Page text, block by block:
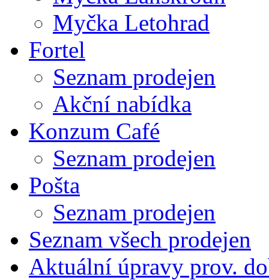
Myčka Letohrad
Fortel
Seznam prodejen
Akční nabídka
Konzum Café
Seznam prodejen
Pošta
Seznam prodejen
Seznam všech prodejen
Aktuální úpravy prov.